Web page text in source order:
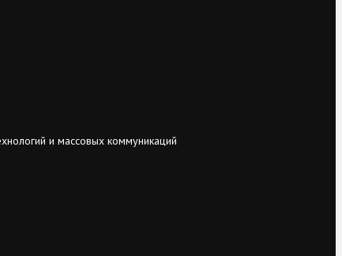
и массовых коммуникаций